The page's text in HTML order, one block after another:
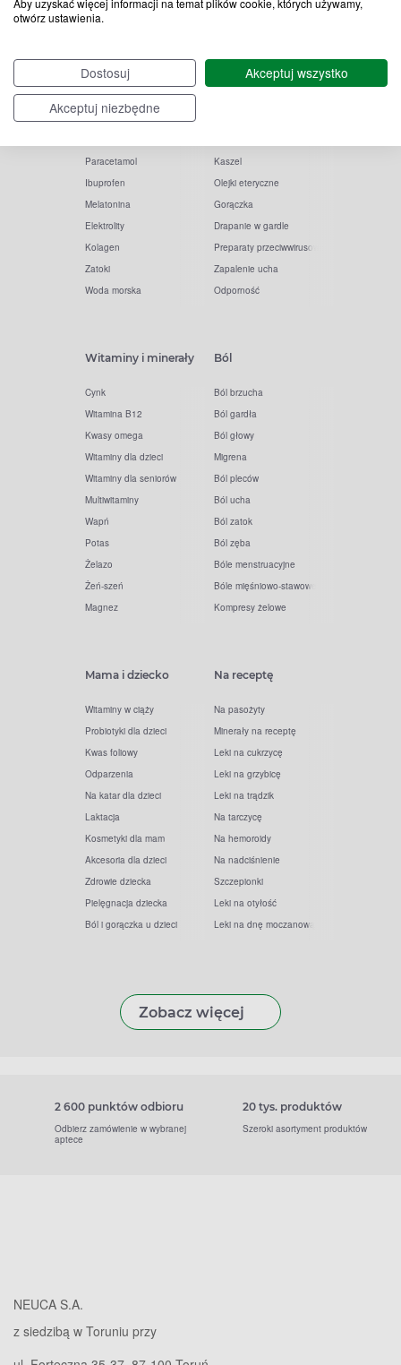
Aby uzyskać więcej informacji na temat plików cookie, których używamy,
otwórz ustawienia.
Dostosuj
Akceptuj wszystko
Akceptuj niezbędne
Witamina D
Witamina C
Krople do oczu
Paracetamol
Ibuprofen
Melatonina
Elektrolity
Kolagen
Zatoki
Woda morska
Termometry
Kaszel
Olejki eteryczne
Gorączka
Drapanie w gardle
Preparaty przeciwwirusowe
Zapalenie ucha
Odporność
Witaminy i minerały
Cynk
Witamina B12
Kwasy omega
Witaminy dla dzieci
Witaminy dla seniorów
Multiwitaminy
Wapń
Potas
Żelazo
Żeń-szeń
Magnez
Ból
Ból brzucha
Ból gardła
Ból głowy
Migrena
Ból pleców
Ból ucha
Ból zatok
Ból zęba
Bóle menstruacyjne
Bóle mięśniowo-stawowe
Kompresy żelowe
Mama i dziecko
Witaminy w ciąży
Probiotyki dla dzieci
Kwas foliowy
Odparzenia
Na katar dla dzieci
Laktacja
Kosmetyki dla mam
Akcesoria dla dzieci
Zdrowie dziecka
Pielęgnacja dziecka
Ból i gorączka u dzieci
Na receptę
Na pasożyty
Minerały na receptę
Leki na cukrzycę
Leki na grzybicę
Leki na trądzik
Na tarczycę
Na hemoroidy
Na nadciśnienie
Szczepionki
Leki na otyłość
Leki na dnę moczanową
Zobacz więcej
2 600 punktów odbioru
Odbierz zamówienie w wybranej
aptece
20 tys. produktów
Szeroki asortyment produktów
NEUCA S.A.
z siedzibą w Toruniu przy